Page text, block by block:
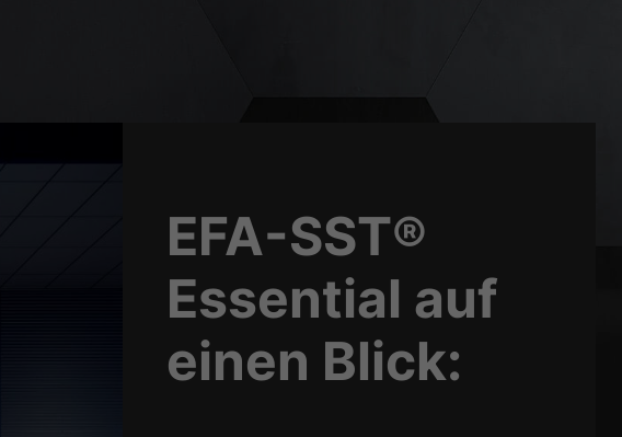
EFA-SST®
Essential auf
einen Blick: